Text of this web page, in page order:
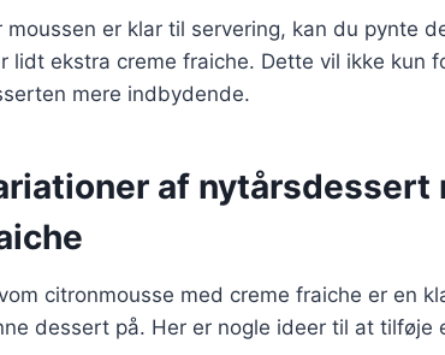
moussen er klar til servering, kan du pynte
lidt ekstra creme fraiche. Dette vil ikke kun
mere indbydende.
af nytårsdessert
citronmousse med creme fraiche er en
dessert på. Her er nogle ideer til at tilføje